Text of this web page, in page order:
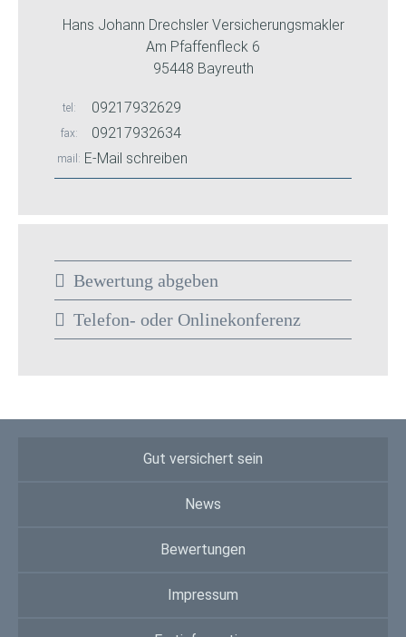
Hans Johann Drechsler Versicherungsmakler
Am Pfaffenfleck 6
95448 Bayreuth
tel 09217932629
fax 09217932634
mail E-Mail schreiben
Bewertung abgeben
Telefon- oder Onlinekonferenz
Gut versichert sein
News
Bewertungen
Impressum